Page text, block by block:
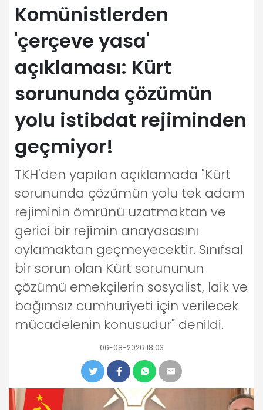
Komünistlerden
'çerçeve yasa'
açıklaması: Kürt
sorununda çözümün
yolu istibdat rejiminden
geçmiyor!
TKH'den yapılan açıklamada "Kürt
sorununda çözümün yolu tek adam
rejiminin ömrünü uzatmaktan ve
gerici bir rejimin anayasasını
oylamaktan geçmeyecektir. Sınıfsal
bir sorun olan Kürt sorununun
çözümü emekçilerin sosyalist, laik ve
bağımsız cumhuriyeti için verilecek
mücadelenin konusudur" denildi.
06-08-2026 18:03